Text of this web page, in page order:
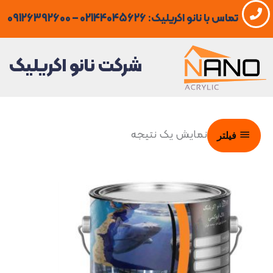
رفتن
به
محتوا
تماس با نانو اکریلیک: 02144045626 – 09126392600
شرکت نانو اکریلیک
فیلتر نمایش یک نتیجه